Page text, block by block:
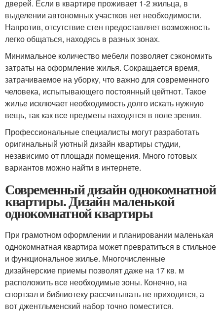
дверей. Если в квартире проживает 1-2 жильца, в
выделении автономных участков нет необходимости.
Напротив, отсутствие стен предоставляет возможность
легко общаться, находясь в разных зонах.
Минимальное количество мебели позволяет сэкономить
затраты на оформление жилья. Сокращается время,
затрачиваемое на уборку, что важно для современного
человека, испытывающего постоянный цейтнот. Такое
жилье исключает необходимость долго искать нужную
вещь, так как все предметы находятся в поле зрения.
Профессиональные специалисты могут разработать
оригинальный уютный дизайн квартиры студии,
независимо от площади помещения. Много готовых
вариантов можно найти в интернете.
Современный дизайн однокомнатной
квартиры. Дизайн маленькой
однокомнатной квартиры
При грамотном оформлении и планировании маленькая
однокомнатная квартира может превратиться в стильное
и функциональное жилье. Многочисленные
дизайнерские приемы позволят даже на 17 кв. м
расположить все необходимые зоны. Конечно, на
спортзал и библиотеку рассчитывать не приходится, а
вот джентльменский набор точно поместится.